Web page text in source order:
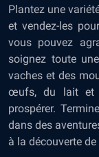
Plantez une
et vendez-les
vous pouvez
soignez toute
vaches et des
œufs, du lait et
prospérer.
dans des
à la découverte